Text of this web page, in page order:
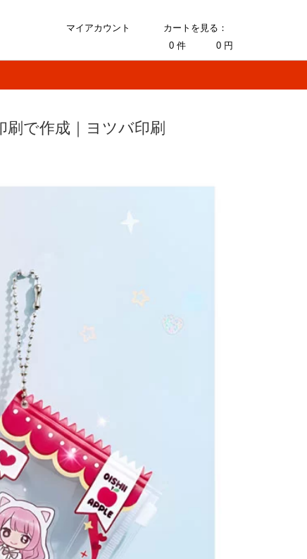
マイアカウント
カートを見る：
0 件 0 円
で作成｜ヨツバ印刷